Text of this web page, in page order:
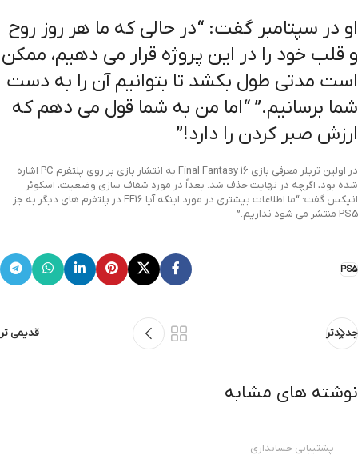
او در سپتامبر گفت: “در حالی که ما هر روز روح
و قلب خود را در این پروژه قرار می دهیم، ممکن
است مدتی طول بکشد تا بتوانیم آن را به دست
شما برسانیم.” “اما من به شما قول می دهم که
ارزش صبر کردن را دارد!”
در اولین تریلر معرفی بازی Final Fantasy 16 به انتشار بازی بر روی پلتفرم PC اشاره
شده بود، اگرچه در نهایت حذف شد. بعداً در مورد شفاف سازی وضعیت، اسکوئر
انیکس گفت: “ما اطلاعات بیشتری در مورد اینکه آیا FF16 در پلتفرم های دیگر به جز
PS5 منتشر می شود نداریم.”
PS5
جدیدتر قدیمی تر
نوشته های مشابه
پشتیبانی حسابداری